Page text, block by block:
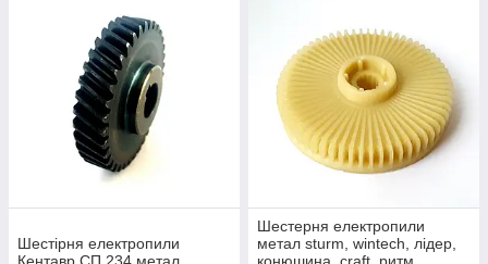
Шестірня електропили
Шестерня електропили
метал sturm, wintech, лідер,